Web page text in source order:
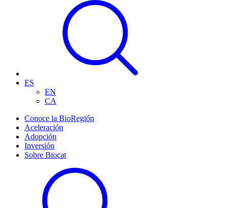
ES
EN
CA
Conoce la BioRegión
Aceleración
Adopción
Inversión
Sobre Biocat